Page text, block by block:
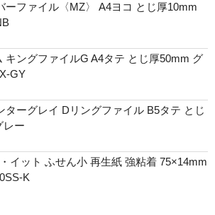
ーファイル〈MZ〉 A4ヨコ とじ厚10mm
キングファイルG A4タテ とじ厚50mm グ
GY
ターグレイ Dリングファイル B5タテ とじ
レー
イット ふせん小 再生紙 強粘着 75×14mm
K